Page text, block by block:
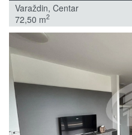
Varaždin, Centar
72,50 m2